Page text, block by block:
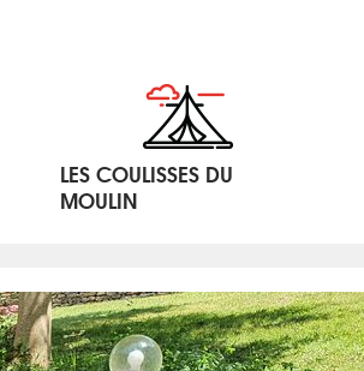
LES COULISSES DU
MOULIN